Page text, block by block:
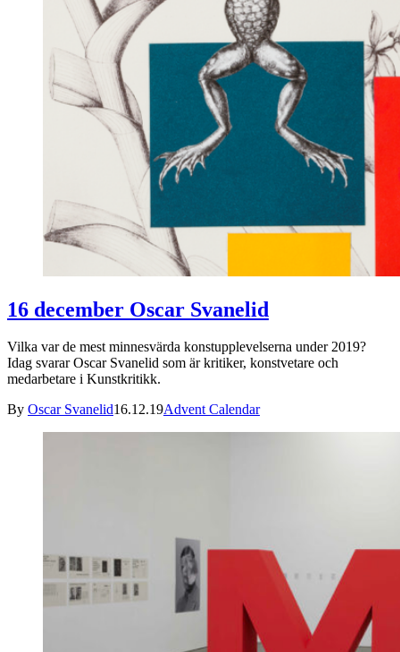
16 december Oscar Svanelid
Vilka var de mest minnesvärda konstupplevelserna under 2019?
Idag svarar Oscar Svanelid som är kritiker, konstvetare och
medarbetare i Kunstkritikk.
By Oscar Svanelid16.12.19Advent Calendar